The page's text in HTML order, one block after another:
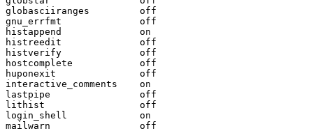
globasciiranges		off
gnu_errfmt		off
histappend		on
histreedit		off
histverify		off
hostcomplete		off
huponexit		off
interactive_comments	on
lastpipe		off
lithist			off
login_shell		on
mailwarn		off